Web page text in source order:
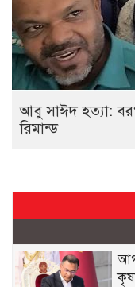
আবু সাঈদ হত্যা:
রিমান্ড